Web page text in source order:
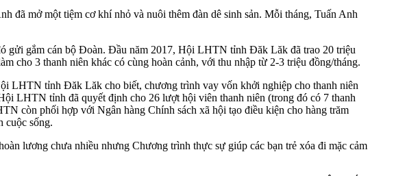
đã mở một tiệm cơ khí nhỏ và nuôi thêm đàn dê sinh sản. Mỗi tháng, Tuấn Anh
gửi gắm cán bộ Đoàn. Đầu năm 2017, Hội LHTN tỉnh Đăk Lăk đã trao 20 triệu
cho 3 thanh niên khác có cùng hoàn cảnh, với thu nhập từ 2-3 triệu đồng/tháng.
LHTN tỉnh Đăk Lăk cho biết, chương trình vay vốn khởi nghiệp cho thanh niên
LHTN tỉnh đã quyết định cho 26 lượt hội viên thanh niên (trong đó có 7 thanh
còn phối hợp với Ngân hàng Chính sách xã hội tạo điều kiện cho hàng trăm
cuộc sống.
lương chưa nhiều nhưng Chương trình thực sự giúp các bạn trẻ xóa đi mặc cảm